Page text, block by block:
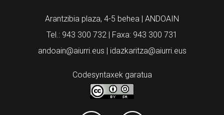
Arantzibia plaza, 4-5 behea | ANDOAIN
Tel.: 943 300 732 | Faxa: 943 300 731
andoain@aiurri.eus | idazkaritza@aiurri.eus
Codesyntaxek garatua